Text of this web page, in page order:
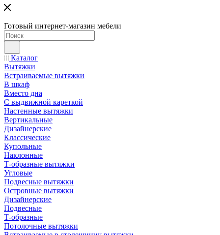
Готовый интернет-магазин мебели
Каталог
Вытяжки
Встраиваемые вытяжки
В шкаф
Вместо дна
С выдвижной кареткой
Настенные вытяжки
Вертикальные
Дизайнерские
Классические
Купольные
Наклонные
Т-образные вытяжки
Угловые
Подвесные вытяжки
Островные вытяжки
Дизайнерские
Подвесные
Т-образные
Потолочные вытяжки